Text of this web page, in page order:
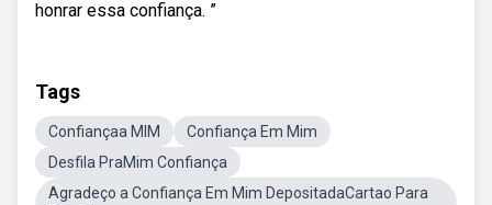
honrar essa confiança. ”
Tags
Confiançaa MIM
Confiança Em Mim
Desfila PraMim Confiança
Agradeço a Confiança Em Mim DepositadaCartao Para